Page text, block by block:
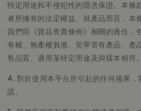
特定用途和不侵犯性的隱含保證。本條
者所擁有的法定權益。就產品而言，本
我們與《貨品售賣條例》相關的責任，
有權、無產權負擔、安寧管有產品、產
售品質、適用某特定用途及與樣本相符。
4. 對於使用本平台所引起的任何後果，
諾。